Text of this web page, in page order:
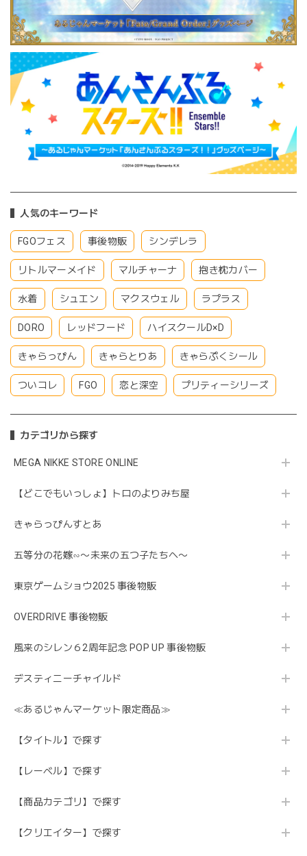
人気のキーワード
FGOフェス 事後物販 シンデレラ
リトルマーメイド マルチャーナ 抱き枕カバー
水着 シュエン マクスウェル ラプラス
DORO レッドフード ハイスクールD×D
きゃらっぴん きゃらとりあ きゃらぷくシール
ついコレ FGO 恋と深空 プリティーシリーズ
カテゴリから探す
MEGA NIKKE STORE ONLINE
【どこでもいっしょ】トロのよりみち屋
きゃらっぴんすとあ
五等分の花嫁∽〜未来の五つ子たちへ〜
東京ゲームショウ2025 事後物販
OVERDRIVE 事後物販
風来のシレン６2周年記念 POP UP 事後物販
デスティニーチャイルド
≪あるじゃんマーケット限定商品≫
【タイトル】で探す
【レーベル】で探す
【商品カテゴリ】で探す
【クリエイター】で探す